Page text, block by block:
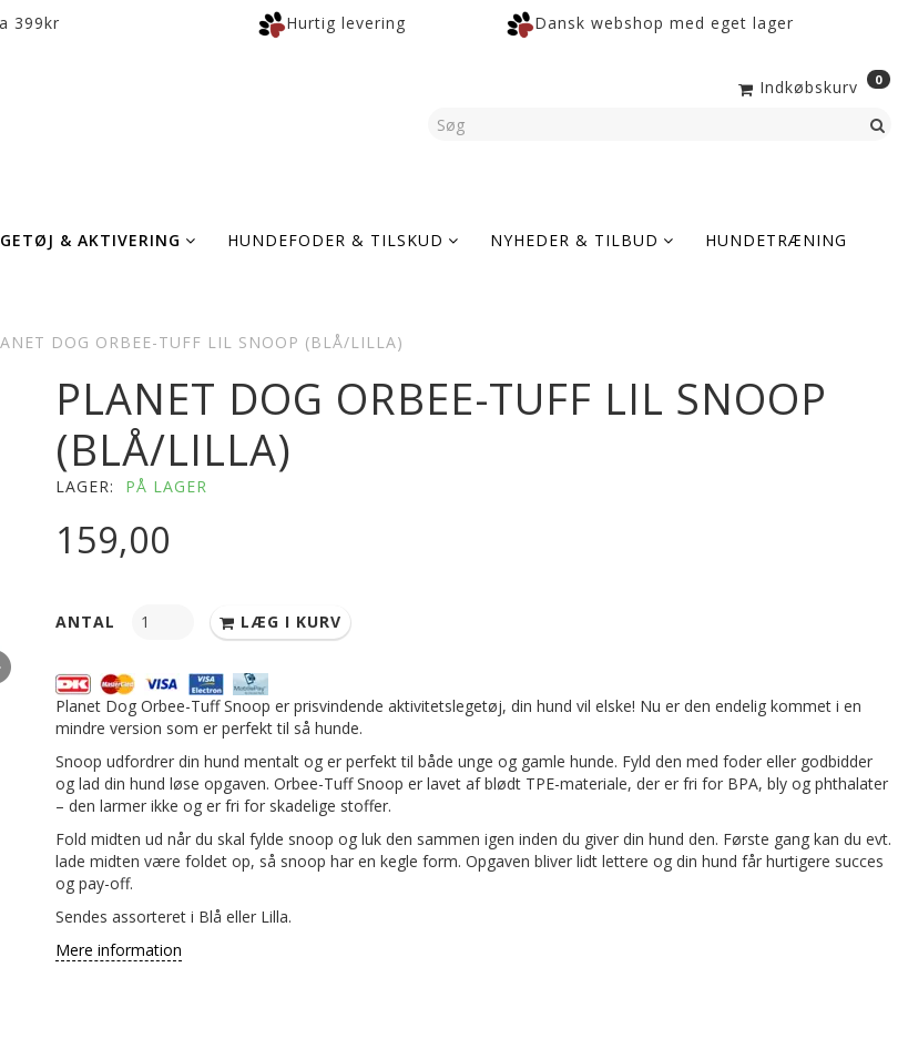
399kr Hurtig levering Dansk webshop med eget lager
Indkøbskurv 0
& AKTIVERING HUNDEFODER & TILSKUD NYHEDER & TILBUD HUNDETRÆNING
DOG ORBEE-TUFF LIL SNOOP (BLÅ/LILLA)
PLANET DOG ORBEE-TUFF LIL SNOOP
(BLÅ/LILLA)
LAGER: PÅ LAGER
159,00
ANTAL LÆG I KURV
Planet Dog Orbee-Tuff Snoop er prisvindende aktivitetslegetøj, din hund vil elske! Nu er den endelig kommet i en
mindre version som er perfekt til så hunde.
Snoop udfordrer din hund mentalt og er perfekt til både unge og gamle hunde. Fyld den med foder eller godbidder
og lad din hund løse opgaven. Orbee-Tuff Snoop er lavet af blødt TPE-materiale, der er fri for BPA, bly og phthalater
– den larmer ikke og er fri for skadelige stoffer.
Fold midten ud når du skal fylde snoop og luk den sammen igen inden du giver din hund den. Første gang kan du evt.
lade midten være foldet op, så snoop har en kegle form. Opgaven bliver lidt lettere og din hund får hurtigere succes
og pay-off.
Sendes assorteret i Blå eller Lilla.
Mere information